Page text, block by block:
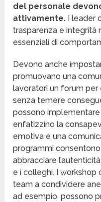
del personale
attivamente. I leader
trasparenza e integrità
essenziali di
Devono anche
promuovano una
lavoratori un forum per
senza temere
possono
enfatizzino la
emotiva e una
programmi
abbracciare
e i colleghi. I workshop
team a condividere
ad esempio, possono